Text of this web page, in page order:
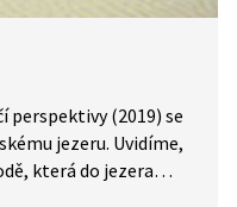
perspektivy (2019) se
jezeru. Uvidíme,
která do jezera